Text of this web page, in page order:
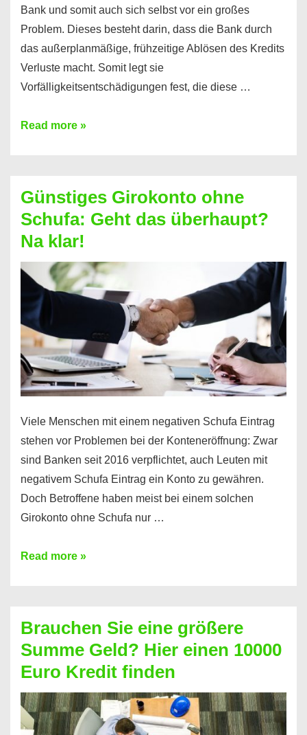
Bank und somit auch sich selbst vor ein großes
Problem. Dieses besteht darin, dass die Bank durch
das außerplanmäßige, frühzeitige Ablösen des Kredits
Verluste macht. Somit legt sie
Vorfälligkeitsentschädigungen fest, die diese …
Kredit
dabei
profitieren
–
So
funktioniert’s
Read more »
Günstiges Girokonto ohne
Schufa: Geht das überhaupt?
Na klar!
Viele Menschen mit einem negativen Schufa Eintrag
stehen vor Problemen bei der Konteneröffnung: Zwar
sind Banken seit 2016 verpflichtet, auch Leuten mit
negativem Schufa Eintrag ein Konto zu gewähren.
Doch Betroffene haben meist bei einem solchen
Girokonto ohne Schufa nur …
Günstiges
Geht
das
überhaupt?
Na
klar!
Read more »
Brauchen Sie eine größere
Summe Geld? Hier einen 10000
Euro Kredit finden